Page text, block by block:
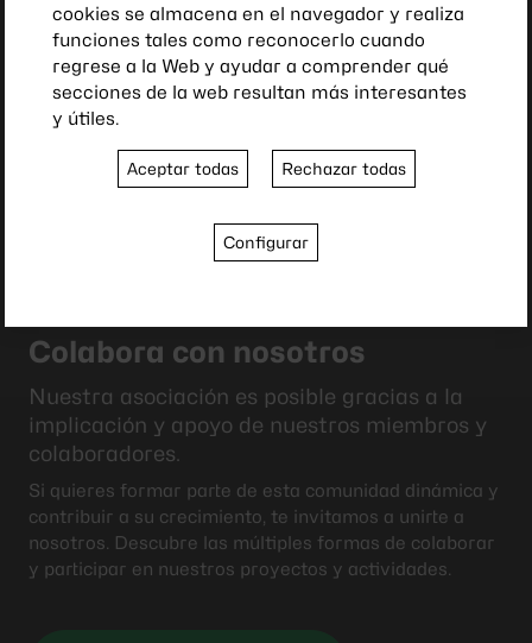
Colabora con nosotros
Nuestra asociación es posible gracias a la
implicación y apoyo de nuestros miembros y
colaboradores.
Si quieres formar parte de esta comunidad dinámica y
contribuir a su crecimiento, te invitamos a unirte a
nosotros. Descubre las múltiples formas de colaborar
y participar en nuestros proyectos y actividades.
cookies se almacena en el navegador y realiza
funciones tales como reconocerlo cuando
regrese a la Web y ayudar a comprender qué
secciones de la web resultan más interesantes
y útiles.
Aceptar todas Rechazar todas
Configurar